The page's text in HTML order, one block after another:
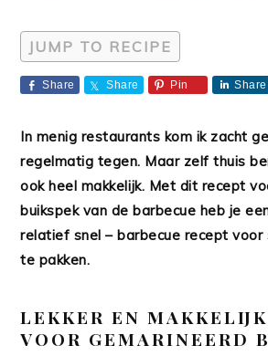
JUMP TO RECIPE
Share Share Pin Share
In menig restaurants kom ik zacht
regelmatig tegen. Maar zelf thuis
ook heel makkelijk. Met dit recept
buikspek van de barbecue heb je
relatief snel – barbecue recept voor
te pakken.
LEKKER EN
VOOR GEMARINEERD